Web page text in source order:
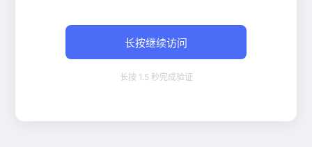
长按继续访问
长按 1.5 秒完成验证